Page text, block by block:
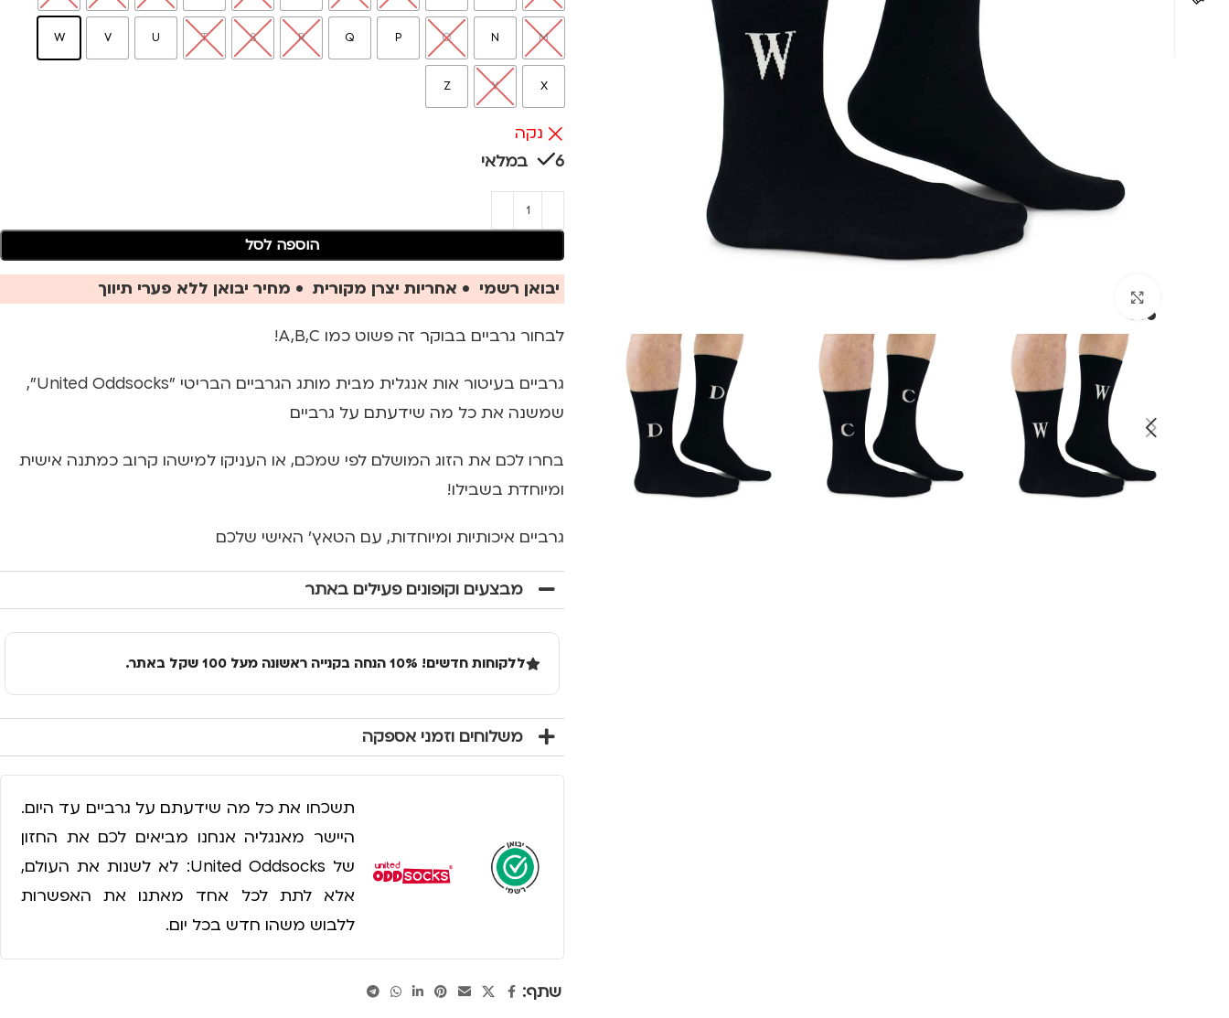
M
N
O
P
Q
R
S
T
U
V
W
X
Y
Z
נקה
6 במלאי
הוספה לסל
יבואן רשמי • אחריות יצרן מקורית • מחיר יבואן ללא פערי תיווך
לבחור גרביים בבוקר זה פשוט כמו A,B,C!
גרביים בעיטור אות אנגלית מבית מותג הגרביים הבריטי "United Oddsocks",
שמשנה את כל מה שידעתם על גרביים
בחרו לכם את הזוג המושלם לפי שמכם, או העניקו למישהו קרוב כמתנה אישית
ומיוחדת בשבילו!
גרביים איכותיות ומיוחדות, עם הטאץ' האישי שלכם
מבצעים וקופונים פעילים באתר
ללקוחות חדשים! 10% הנחה בקנייה ראשונה מעל 100 שקל באתר.
משלוחים וזמני אספקה
תשכחו את כל מה שידעתם על גרביים עד היום.
היישר מאנגליה אנחנו מביאים לכם את החזון
של United Oddsocks: לא לשנות את העולם,
אלא לתת לכל אחד מאתנו את האפשרות
ללבוש משהו חדש בכל יום.
שתף: